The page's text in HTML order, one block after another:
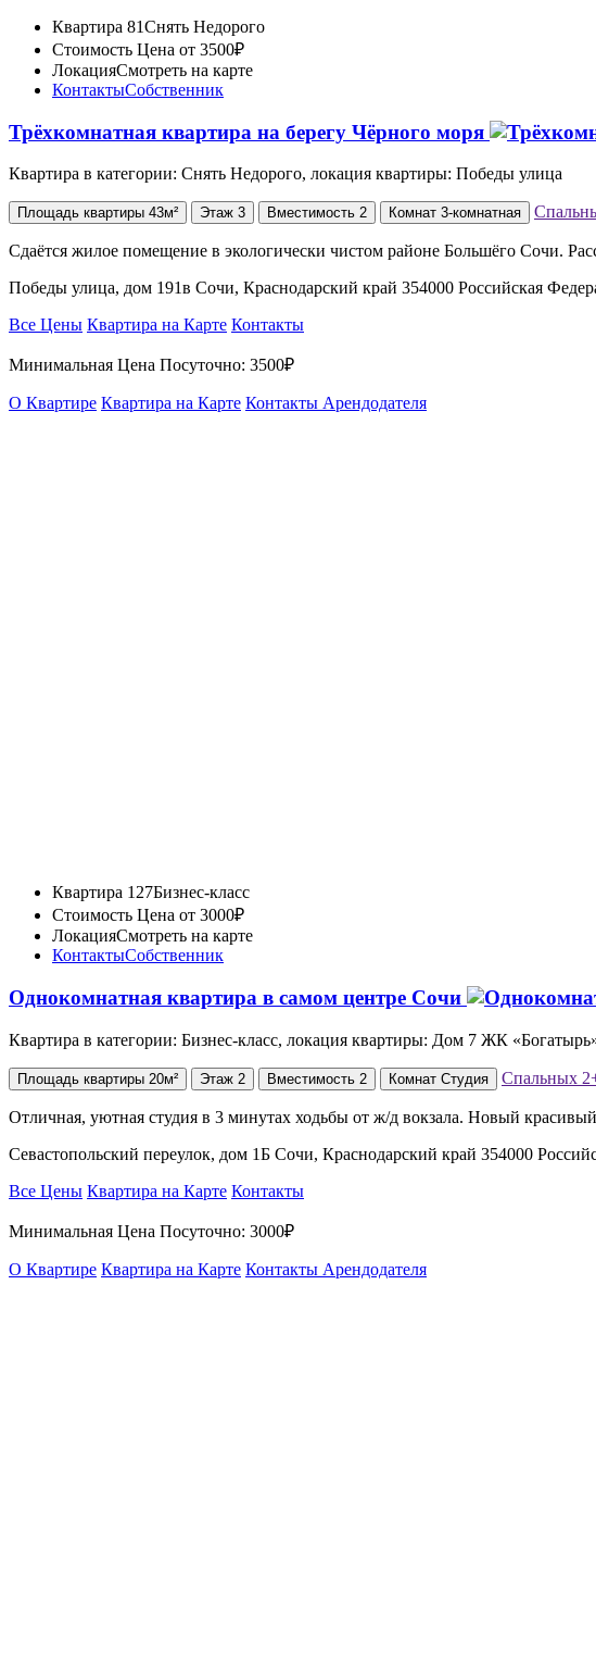
Квартира 81Снять Недорого
Стоимость Цена от 3500₽
ЛокацияСмотреть на карте
КонтактыСобственник
Трёхкомнатная квартира на берегу Чёрного моря
Квартира в категории: Снять Недорого, локация квартиры: Победы улица
Площадь квартиры 43м² Этаж 3 Вместимость 2 Комнат 3-комнатная
Сдаётся жилое помещение в экологически чистом районе Большёго Сочи.
Победы улица, дом 191в Сочи, Краснодарский край 354000 Российская
Все Цены Квартира на Карте Контакты
Минимальная Цена Посуточно: 3500₽
О Квартире Квартира на Карте Контакты Арендодателя
Квартира 127Бизнес-класс
Стоимость Цена от 3000₽
ЛокацияСмотреть на карте
КонтактыСобственник
Однокомнатная квартира в самом центре Сочи
Квартира в категории: Бизнес-класс, локация квартиры: Дом 7 ЖК
Площадь квартиры 20м² Этаж 2 Вместимость 2 Комнат Студия Спальных
Отличная, уютная студия в 3 минутах ходьбы от ж/д вокзала. Новый
Севастопольский переулок, дом 1Б Сочи, Краснодарский край 354000
Все Цены Квартира на Карте Контакты
Минимальная Цена Посуточно: 3000₽
О Квартире Квартира на Карте Контакты Арендодателя